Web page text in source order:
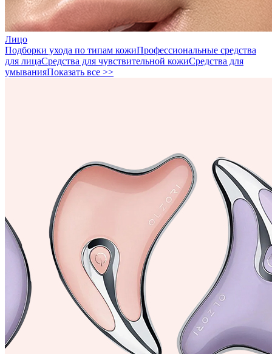
Лицо
Подборки ухода по типам кожиПрофессиональные средства
для лицаСредства для чувствительной кожиСредства для
умыванияПоказать все >>